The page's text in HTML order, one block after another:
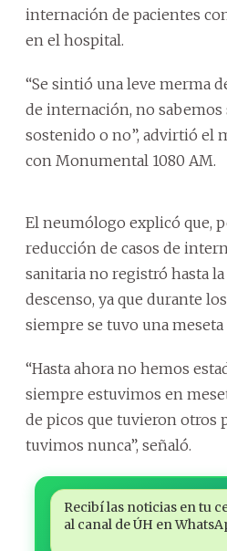
internación de pacientes
en el hospital.
“Se sintió una leve merma
de internación, no sabemos
sostenido o no”, advirtió el
con Monumental 1080 AM.
El neumólogo explicó que,
reducción de casos de
sanitaria no registró hasta
descenso, ya que durante
siempre se tuvo una meseta
“Hasta ahora no hemos
siempre estuvimos en
de picos que tuvieron otros
tuvimos nunca”, señaló.
Recibí las noticias en tu
al canal de ÚH en